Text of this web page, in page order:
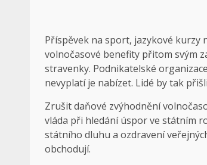
Příspěvek na sport, jazykové kurzy
volnočasové benefity přitom svým
stravenky. Podnikatelské
nevyplatí je nabízet. Lidé by tak
Zrušit daňové zvýhodnění
vláda při hledání úspor ve státním
státního dluhu a ozdravení
obchodují.